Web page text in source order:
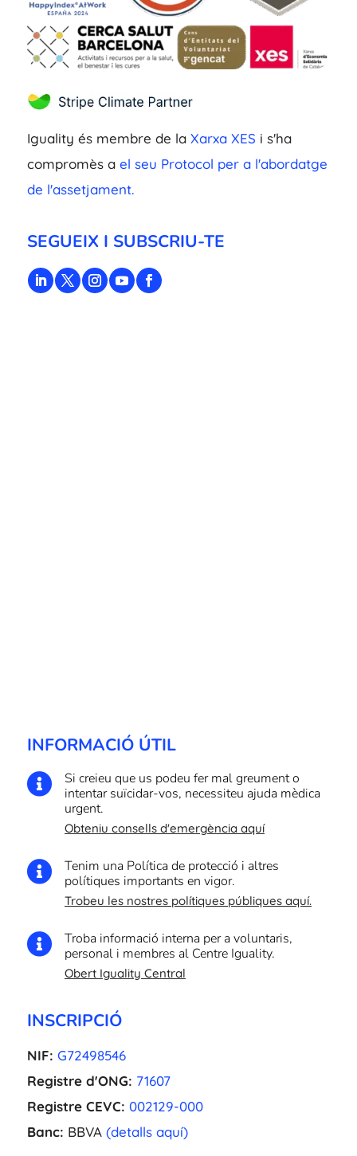
Iguality és membre de la Xarxa XES i s'ha
compromès a el seu Protocol per a l'abordatge
de l'assetjament.
SEGUEIX I SUBSCRIU-TE
INFORMACIÓ ÚTIL

Si creieu que us podeu fer mal greument o
intentar suïcidar-vos, necessiteu ajuda mèdica
urgent.
Obteniu consells d'emergència aquí

Tenim una Política de protecció i altres
polítiques importants en vigor.
Trobeu les nostres polítiques públiques aquí.

Troba informació interna per a voluntaris,
personal i membres al Centre Iguality.
Obert Iguality Central
INSCRIPCIÓ
NIF: G72498546
Registre d'ONG: 71607
Registre CEVC: 002129-000
Banc: BBVA (detalls aquí)